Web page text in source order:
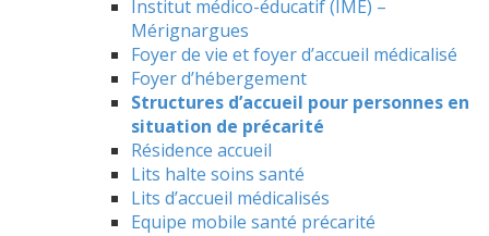
Institut médico-éducatif (IME) –
Mérignargues
Foyer de vie et foyer d’accueil médicalisé
Foyer d’hébergement
Structures d’accueil pour personnes en
situation de précarité
Résidence accueil
Lits halte soins santé
Lits d’accueil médicalisés
Equipe mobile santé précarité